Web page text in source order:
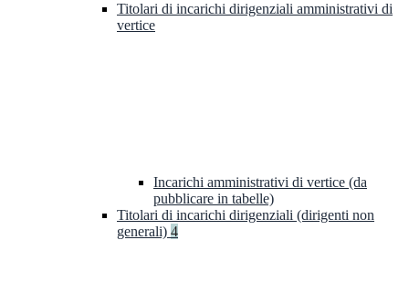
Titolari di incarichi dirigenziali amministrativi di
vertice
Incarichi amministrativi di vertice (da
pubblicare in tabelle)
Titolari di incarichi dirigenziali (dirigenti non
generali) 4